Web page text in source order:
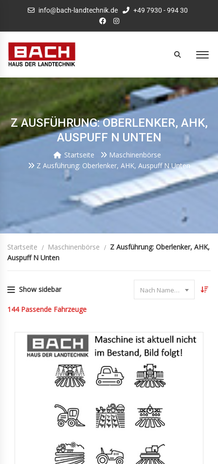
info@bach-landtechnik.de +49 7930 - 994 30
Z AUSFÜHRUNG: OBERLENKER, AHK,
AUSPUFF N UNTEN
Startseite
Maschinenbörse
Z Ausführung: Oberlenker, AHK, Auspuff N Unten
Startseite Maschinenbörse
Z Ausführung: Oberlenker, AHK,
Auspuff N Unten
Show sidebar Nach Name sortieren
144 Passende Fahrzeuge